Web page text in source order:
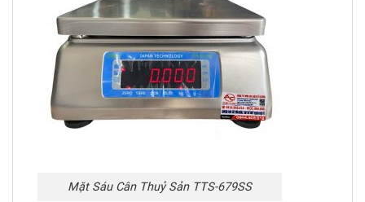
Mặt Sáu Cân Thuỷ Sản TTS-679SS